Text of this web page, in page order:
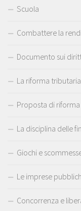
Scuola
Combattere la
Documento sui
La riforma tributaria
Proposta di
La disciplina delle
Giochi e
Le imprese
Concorrenza e